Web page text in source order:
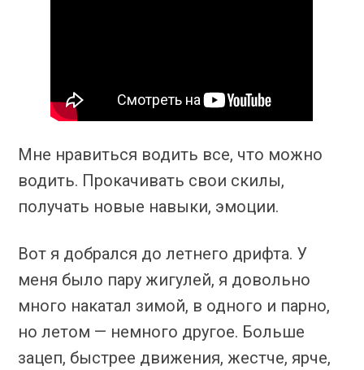
Мне нравиться водить все, что можно
водить. Прокачивать свои скилы,
получать новые навыки, эмоции.
Вот я добрался до летнего дрифта. У
меня было пару жигулей, я довольно
много накатал зимой, в одного и парно,
но летом — немного другое. Больше
зацеп, быстрее движения, жестче, ярче,